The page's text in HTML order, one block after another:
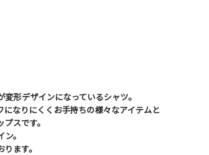
形デザインになっているシャツ。
なりにくくお手持ちの様々なアイテムと
スです。
。
ます。